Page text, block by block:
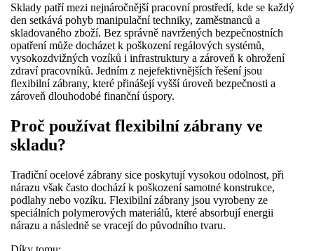
Sklady patří mezi nejnáročnější pracovní prostředí, kde se každý
den setkává pohyb manipulační techniky, zaměstnanců a
skladovaného zboží. Bez správně navržených bezpečnostních
opatření může docházet k poškození regálových systémů,
vysokozdvižných vozíků i infrastruktury a zároveň k ohrožení
zdraví pracovníků. Jedním z nejefektivnějších řešení jsou
flexibilní zábrany, které přinášejí vyšší úroveň bezpečnosti a
zároveň dlouhodobé finanční úspory.
Proč používat flexibilní zábrany ve
skladu?
Tradiční ocelové zábrany sice poskytují vysokou odolnost, při
nárazu však často dochází k poškození samotné konstrukce,
podlahy nebo vozíku. Flexibilní zábrany jsou vyrobeny ze
speciálních polymerových materiálů, které absorbují energii
nárazu a následně se vracejí do původního tvaru.